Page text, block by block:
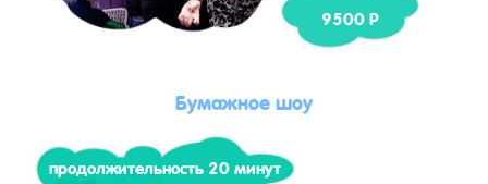
9500 Р
Бумажное шоу
продолжительность 20 минут